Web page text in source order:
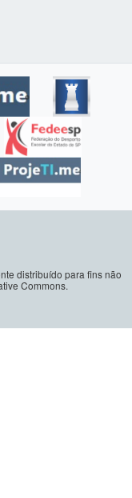
distribuído para fins não
Commons.